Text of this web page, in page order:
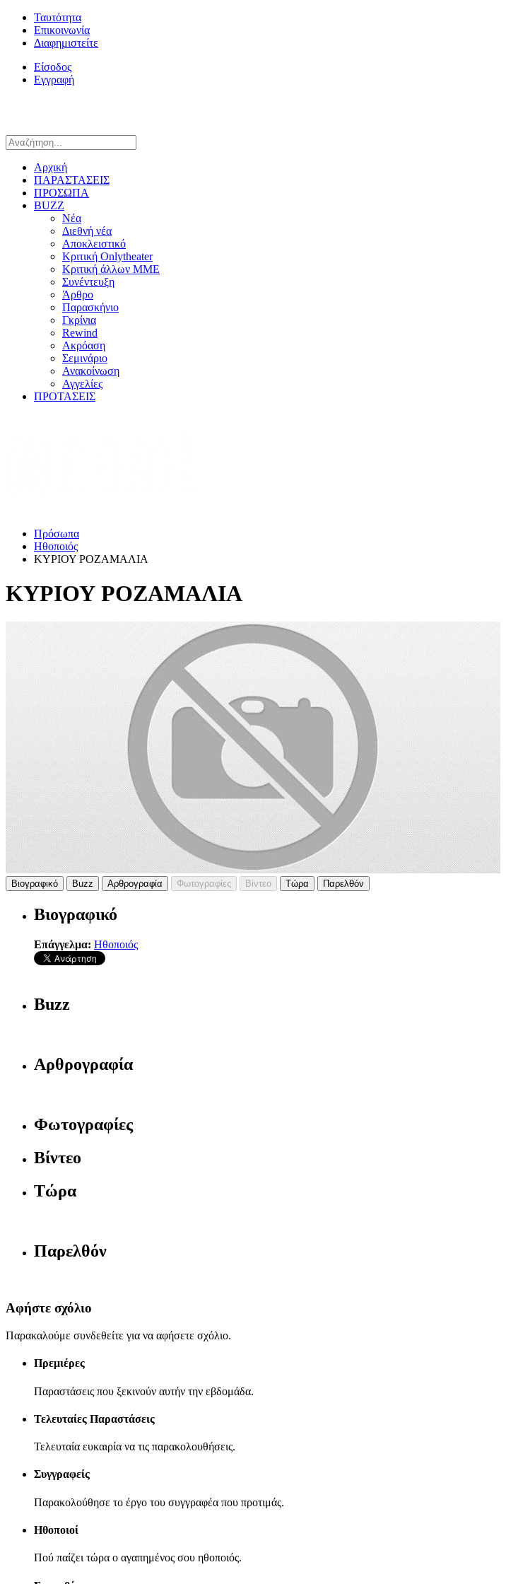
Ταυτότητα
Επικοινωνία
Διαφημιστείτε
Είσοδος
Εγγραφή
Αρχική
ΠΑΡΑΣΤΑΣΕΙΣ
ΠΡΟΣΩΠΑ
BUZZ
Νέα
Διεθνή νέα
Αποκλειστικό
Κριτική Onlytheater
Κριτική άλλων ΜΜΕ
Συνέντευξη
Άρθρο
Παρασκήνιο
Γκρίνια
Rewind
Ακρόαση
Σεμινάριο
Ανακοίνωση
Αγγελίες
ΠΡΟΤΑΣΕΙΣ
Πρόσωπα
Ηθοποιός
ΚΥΡΙΟΥ ΡΟΖΑΜΑΛΙΑ
ΚΥΡΙΟΥ ΡΟΖΑΜΑΛΙΑ
Βιογραφικό Buzz Αρθρογραφία Φωτογραφίες Βίντεο Τώρα Παρελθόν
Βιογραφικό
Επάγγελμα: Ηθοποιός
Buzz
Αρθρογραφία
Φωτογραφίες
Βίντεο
Τώρα
Παρελθόν
Αφήστε σχόλιο
Παρακαλούμε συνδεθείτε για να αφήσετε σχόλιο.
Πρεμιέρες
Παραστάσεις που ξεκινούν αυτήν την εβδομάδα.
Τελευταίες Παραστάσεις
Τελευταία ευκαιρία να τις παρακολουθήσεις.
Συγγραφείς
Παρακολούθησε το έργο του συγγραφέα που προτιμάς.
Ηθοποιοί
Πού παίζει τώρα ο αγαπημένος σου ηθοποιός.